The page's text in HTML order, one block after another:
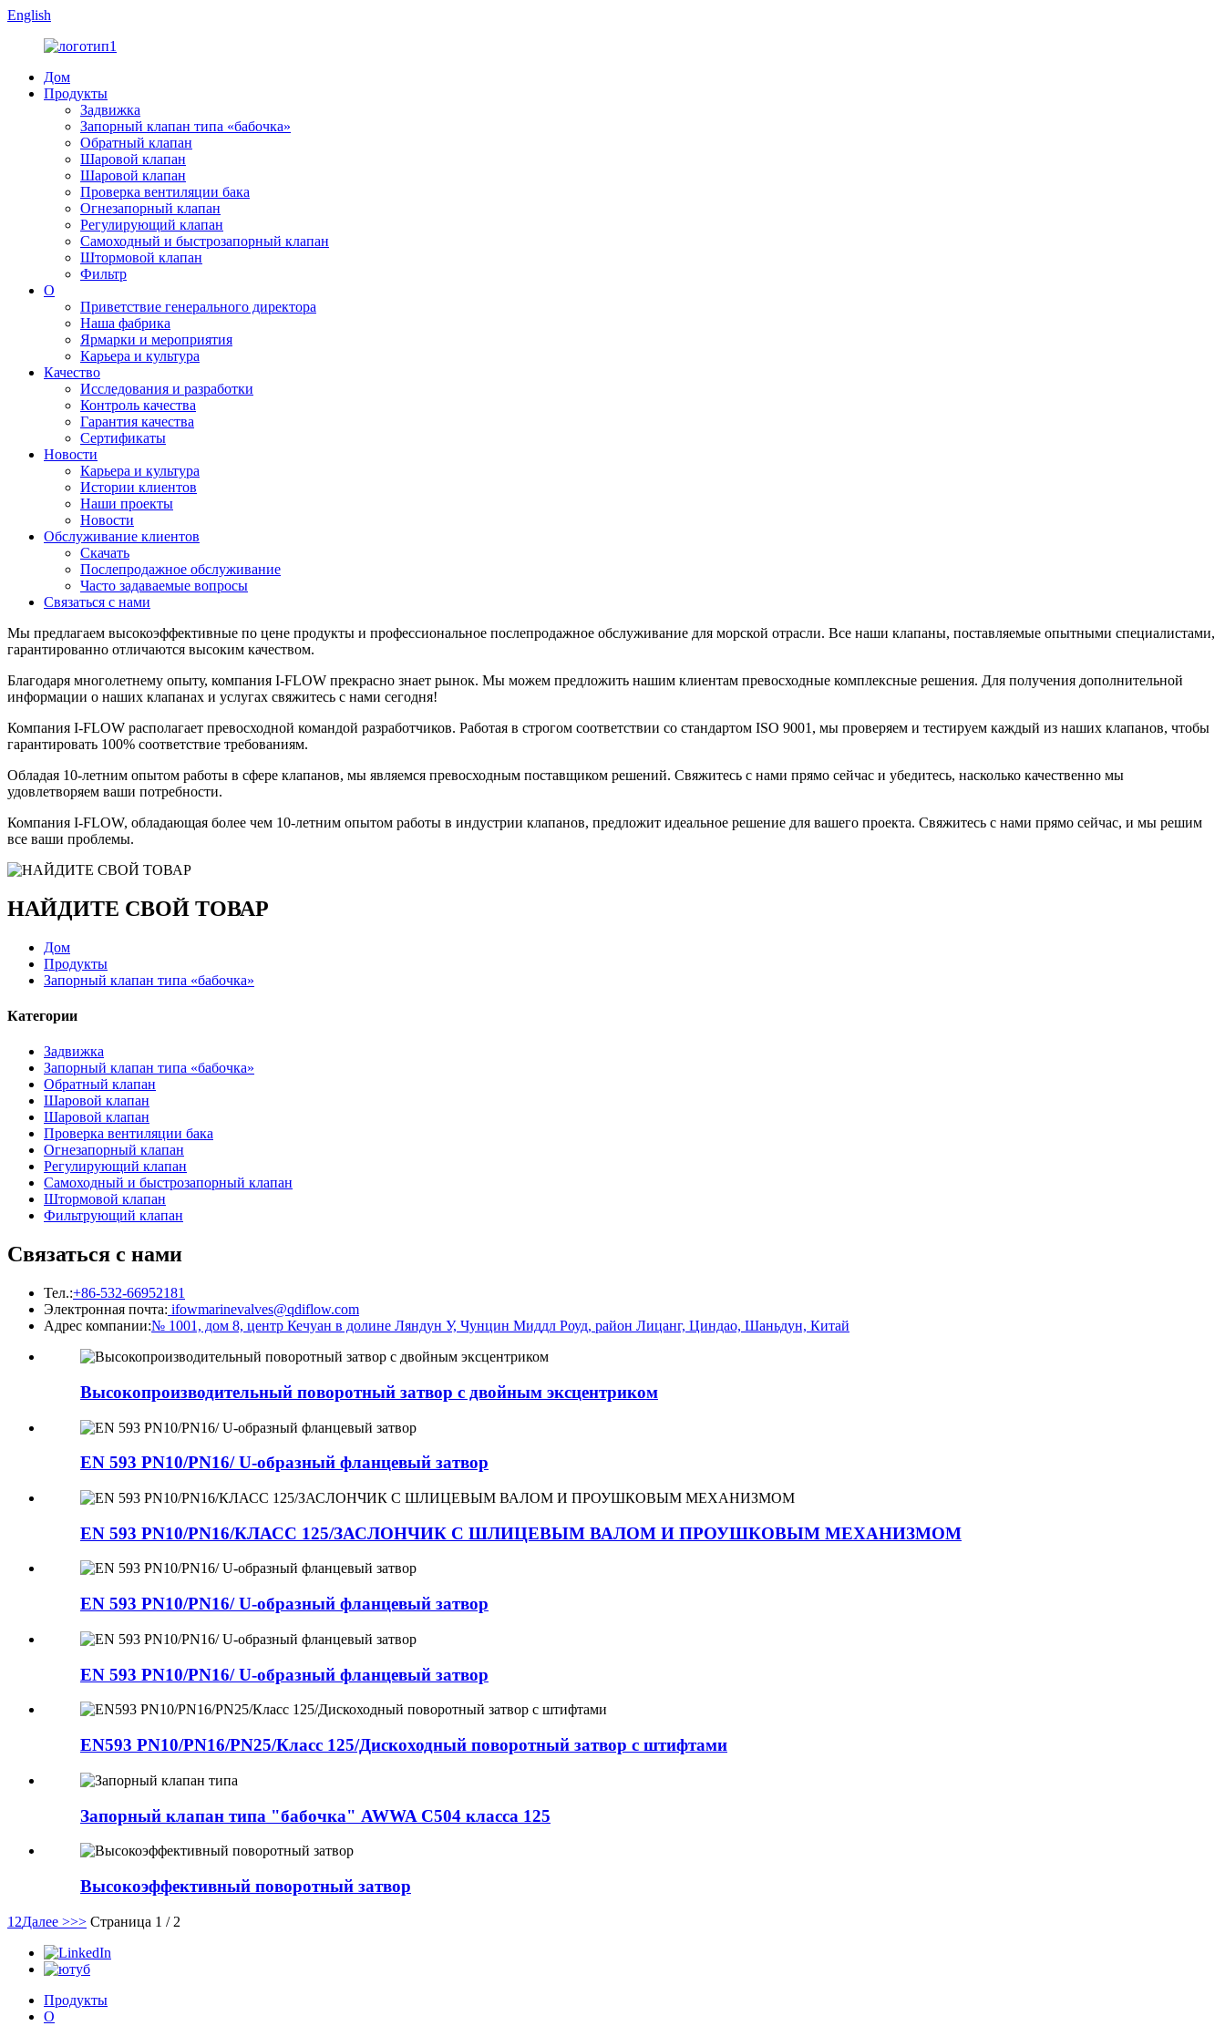
English
Дом
Продукты
Задвижка
Запорный клапан типа «бабочка»
Обратный клапан
Шаровой клапан
Шаровой клапан
Проверка вентиляции бака
Огнезапорный клапан
Регулирующий клапан
Самоходный и быстрозапорный клапан
Штормовой клапан
Фильтр
О
Приветствие генерального директора
Наша фабрика
Ярмарки и мероприятия
Карьера и культура
Качество
Исследования и разработки
Контроль качества
Гарантия качества
Сертификаты
Новости
Карьера и культура
Истории клиентов
Наши проекты
Новости
Обслуживание клиентов
Скачать
Послепродажное обслуживание
Часто задаваемые вопросы
Связаться с нами
Мы предлагаем высокоэффективные по цене продукты и профессиональное послепродажное обслуживание для морской отрасли. Все наши клапаны, поставляемые опытными специалистами,
гарантированно отличаются высоким качеством.
Благодаря многолетнему опыту, компания I-FLOW прекрасно знает рынок. Мы можем предложить нашим клиентам превосходные комплексные решения. Для получения дополнительной
информации о наших клапанах и услугах свяжитесь с нами сегодня!
Компания I-FLOW располагает превосходной командой разработчиков. Работая в строгом соответствии со стандартом ISO 9001, мы проверяем и тестируем каждый из наших клапанов, чтобы
гарантировать 100% соответствие требованиям.
Обладая 10-летним опытом работы в сфере клапанов, мы являемся превосходным поставщиком решений. Свяжитесь с нами прямо сейчас и убедитесь, насколько качественно мы
удовлетворяем ваши потребности.
Компания I-FLOW, обладающая более чем 10-летним опытом работы в индустрии клапанов, предложит идеальное решение для вашего проекта. Свяжитесь с нами прямо сейчас, и мы решим
все ваши проблемы.
НАЙДИТЕ СВОЙ ТОВАР
Дом
Продукты
Запорный клапан типа «бабочка»
Категории
Задвижка
Запорный клапан типа «бабочка»
Обратный клапан
Шаровой клапан
Шаровой клапан
Проверка вентиляции бака
Огнезапорный клапан
Регулирующий клапан
Самоходный и быстрозапорный клапан
Штормовой клапан
Фильтрующий клапан
Связаться с нами
Тел.:+86-532-66952181
Электронная почта: ifowmarinevalves@qdiflow.com
Адрес компании:№ 1001, дом 8, центр Кечуан в долине Ляндун У, Чунцин Миддл Роуд, район Лицанг, Циндао, Шаньдун, Китай
Высокопроизводительный поворотный затвор с двойным эксцентриком
EN 593 PN10/PN16/ U-образный фланцевый затвор
EN 593 PN10/PN16/КЛАСС 125/ЗАСЛОНЧИК С ШЛИЦЕВЫМ ВАЛОМ И ПРОУШКОВЫМ МЕХАНИЗМОМ
EN 593 PN10/PN16/ U-образный фланцевый затвор
EN 593 PN10/PN16/ U-образный фланцевый затвор
EN593 PN10/PN16/PN25/Класс 125/Дискоходный поворотный затвор с штифтами
Запорный клапан типа "бабочка" AWWA C504 класса 125
Высокоэффективный поворотный затвор
1 2Далее >>> Страница 1 / 2
Продукты
О